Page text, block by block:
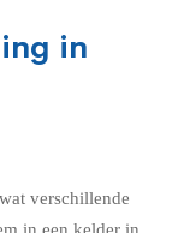
in
verschillende